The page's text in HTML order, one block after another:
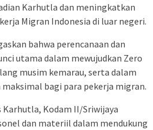
Karhutla dan meningkatkan
Migran Indonesia di luar negeri.
bahwa perencanaan dan
utama dalam mewujudkan Zero
musim kemarau, serta dalam
bagi para pekerja migran.
Karhutla, Kodam II/Sriwijaya
dan materiil dalam mendukung